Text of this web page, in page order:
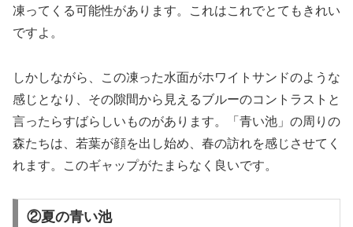
凍ってくる可能性があります。これはこれでとてもきれい
ですよ。
しかしながら、この凍った水面がホワイトサンドのような
感じとなり、その隙間から見えるブルーのコントラストと
言ったらすばらしいものがあります。「青い池」の周りの
森たちは、若葉が顔を出し始め、春の訪れを感じさせてく
れます。このギャップがたまらなく良いです。
②夏の青い池